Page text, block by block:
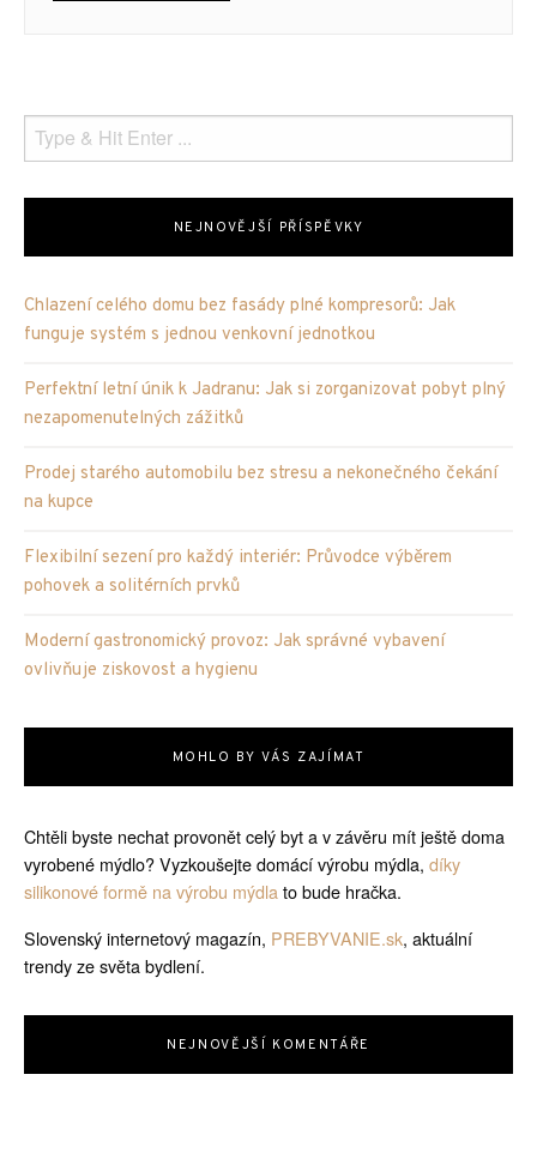
NEJNOVĚJŠÍ PŘÍSPĚVKY
Chlazení celého domu bez fasády plné kompresorů: Jak
funguje systém s jednou venkovní jednotkou
Perfektní letní únik k Jadranu: Jak si zorganizovat pobyt plný
nezapomenutelných zážitků
Prodej starého automobilu bez stresu a nekonečného čekání
na kupce
Flexibilní sezení pro každý interiér: Průvodce výběrem
pohovek a solitérních prvků
Moderní gastronomický provoz: Jak správné vybavení
ovlivňuje ziskovost a hygienu
MOHLO BY VÁS ZAJÍMAT
Chtěli byste nechat provonět celý byt a v závěru mít ještě doma
vyrobené mýdlo? Vyzkoušejte domácí výrobu mýdla, díky
silikonové formě na výrobu mýdla to bude hračka.
Slovenský internetový magazín, PREBYVANIE.sk, aktuální
trendy ze světa bydlení.
NEJNOVĚJŠÍ KOMENTÁŘE